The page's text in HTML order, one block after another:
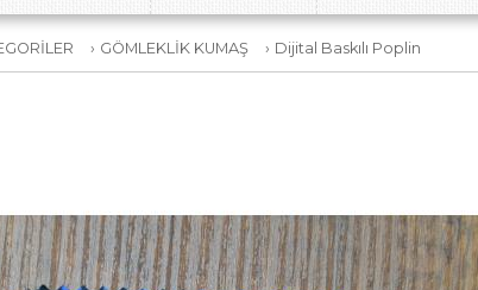
› GÖMLEKLİK KUMAŞ › Dijital Baskılı Poplin